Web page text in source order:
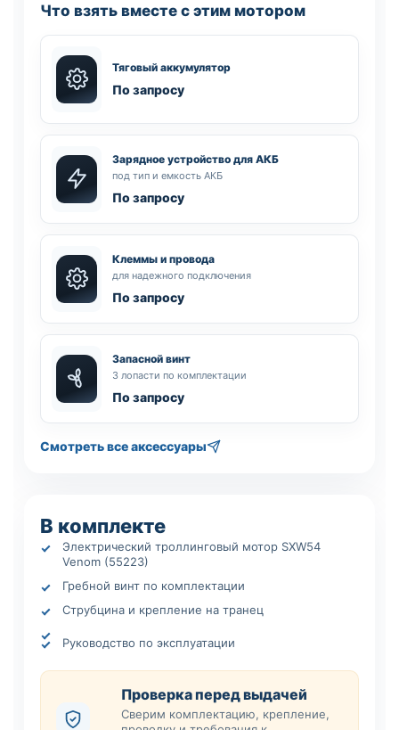
Что взять вместе с этим мотором
Тяговый аккумулятор
По запросу
Зарядное устройство для АКБ
под тип и емкость АКБ
По запросу
Клеммы и провода
для надежного подключения
По запросу
Запасной винт
3 лопасти по комплектации
По запросу
Смотреть все аксессуары
В комплекте
Электрический троллинговый мотор SXW54
Venom (55223)
Гребной винт по комплектации
Струбцина и крепление на транец
Руководство по эксплуатации
Проверка перед выдачей
Сверим комплектацию, крепление,